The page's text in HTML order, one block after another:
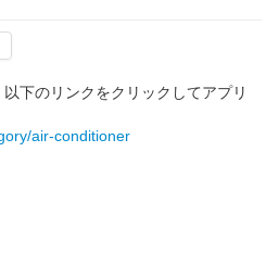
下のリンクをクリックしてアプリ
air-conditioner